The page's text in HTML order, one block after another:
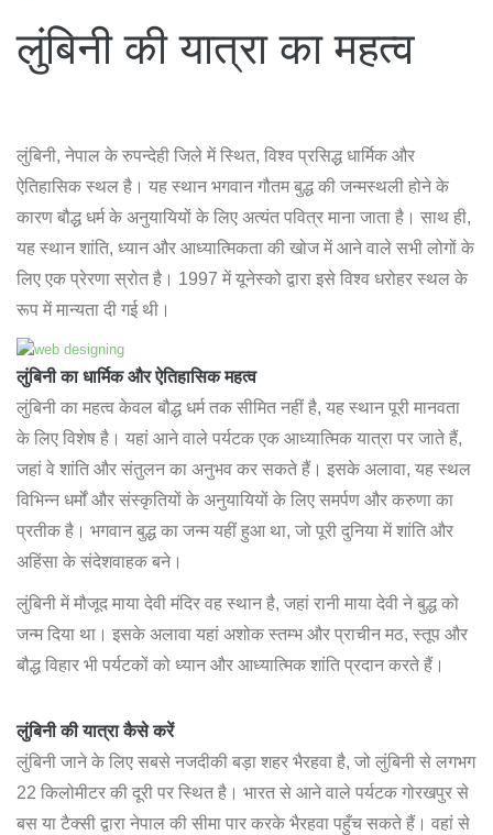
लुंबिनी की यात्रा का महत्व
लुंबिनी, नेपाल के रुपन्देही जिले में स्थित, विश्व प्रसिद्ध धार्मिक और
ऐतिहासिक स्थल है। यह स्थान भगवान गौतम बुद्ध की जन्मस्थली होने के
कारण बौद्ध धर्म के अनुयायियों के लिए अत्यंत पवित्र माना जाता है। साथ ही,
यह स्थान शांति, ध्यान और आध्यात्मिकता की खोज में आने वाले सभी लोगों के
लिए एक प्रेरणा स्रोत है। 1997 में यूनेस्को द्वारा इसे विश्व धरोहर स्थल के
रूप में मान्यता दी गई थी।
लुंबिनी का धार्मिक और ऐतिहासिक महत्व
लुंबिनी का महत्व केवल बौद्ध धर्म तक सीमित नहीं है, यह स्थान पूरी मानवता
के लिए विशेष है। यहां आने वाले पर्यटक एक आध्यात्मिक यात्रा पर जाते हैं,
जहां वे शांति और संतुलन का अनुभव कर सकते हैं। इसके अलावा, यह स्थल
विभिन्न धर्मों और संस्कृतियों के अनुयायियों के लिए समर्पण और करुणा का
प्रतीक है। भगवान बुद्ध का जन्म यहीं हुआ था, जो पूरी दुनिया में शांति और
अहिंसा के संदेशवाहक बने।
लुंबिनी में मौजूद माया देवी मंदिर वह स्थान है, जहां रानी माया देवी ने बुद्ध को
जन्म दिया था। इसके अलावा यहां अशोक स्तम्भ और प्राचीन मठ, स्तूप और
बौद्ध विहार भी पर्यटकों को ध्यान और आध्यात्मिक शांति प्रदान करते हैं।
लुंबिनी की यात्रा कैसे करें
लुंबिनी जाने के लिए सबसे नजदीकी बड़ा शहर भैरहवा है, जो लुंबिनी से लगभग
22 किलोमीटर की दूरी पर स्थित है। भारत से आने वाले पर्यटक गोरखपुर से
बस या टैक्सी द्वारा नेपाल की सीमा पार करके भैरहवा पहुँच सकते हैं। वहां से